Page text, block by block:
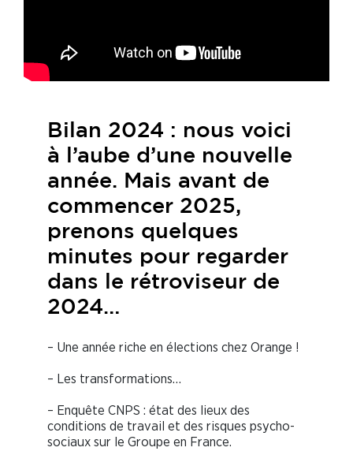
Bilan 2024 : nous voici
à l’aube d’une nouvelle
année. Mais avant de
commencer 2025,
prenons quelques
minutes pour regarder
dans le rétroviseur de
2024…
– Une année riche en élections chez Orange !
– Les transformations…
– Enquête CNPS : état des lieux des
conditions de travail et des risques psycho-
sociaux sur le Groupe en France.